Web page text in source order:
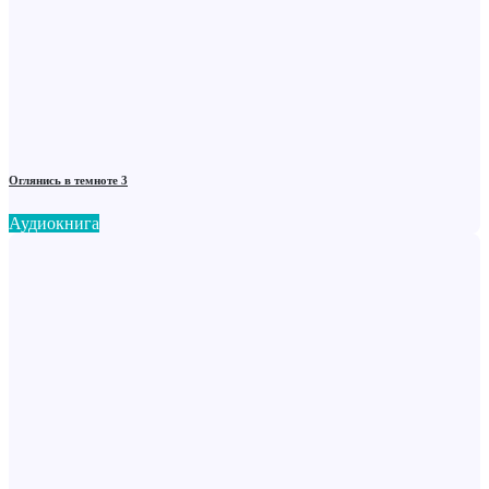
Оглянись в темноте 3
Аудиокнига